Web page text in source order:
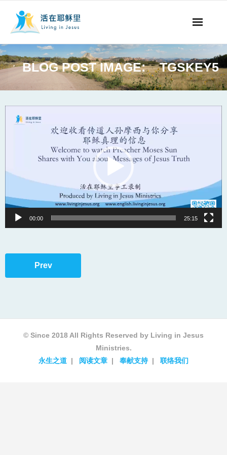
事工概要
阅读文章
永生之道
奉献支持
其他语言
BLOG POST IMAGE: TGSKEY5
Player
00:00 25:15
Prev
© Since 2018 All Rights Reserved by Living in Jesus
Ministries.
永生之道
阅读文章 奉献支持 联络我们